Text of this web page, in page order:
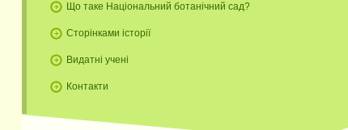
Що таке Національний ботанічний сад?
Сторінками історії
Видатні учені
Контакти